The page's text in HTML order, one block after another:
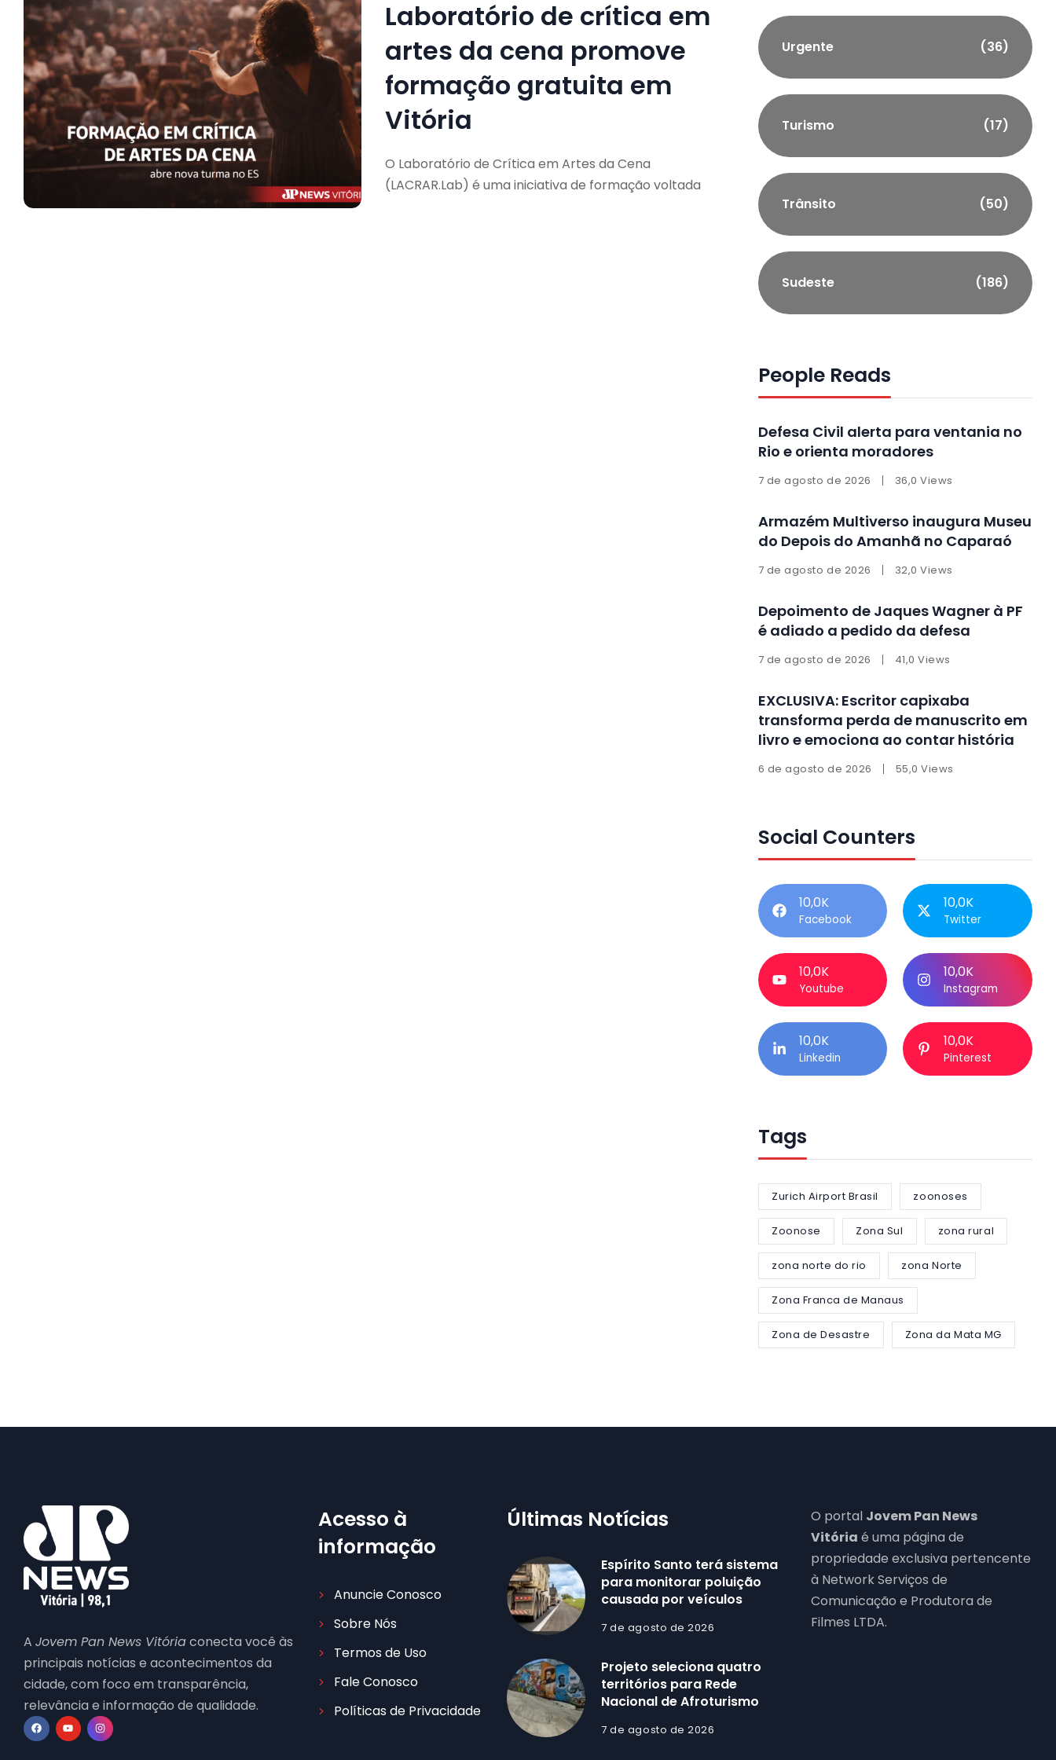
Laboratório de crítica em
artes da cena promove
formação gratuita em
Vitória
O Laboratório de Crítica em Artes da Cena
(LACRAR.Lab) é uma iniciativa de formação voltada
Urgente (36)
Turismo (17)
Trânsito (50)
Sudeste (186)
People Reads
Defesa Civil alerta para ventania no
Rio e orienta moradores
7 de agosto de 2026 36,0 Views
Armazém Multiverso inaugura Museu
do Depois do Amanhã no Caparaó
7 de agosto de 2026 32,0 Views
Depoimento de Jaques Wagner à PF
é adiado a pedido da defesa
7 de agosto de 2026 41,0 Views
EXCLUSIVA: Escritor capixaba
transforma perda de manuscrito em
livro e emociona ao contar história
6 de agosto de 2026 55,0 Views
Social Counters
10,0K
Facebook
10,0K
Twitter
10,0K
Youtube
10,0K
Instagram
10,0K
Linkedin
10,0K
Pinterest
Tags
Zurich Airport Brasil zoonoses
Zoonose Zona Sul zona rural
zona norte do rio zona Norte
Zona Franca de Manaus
Zona de Desastre Zona da Mata MG
A Jovem Pan News Vitóriaconecta você às
principais notícias e acontecimentos da
cidade, com foco em transparência,
relevância e informação de qualidade.
Acesso à
informação
Anuncie Conosco
Sobre Nós
Termos de Uso
Fale Conosco
Políticas de Privacidade
Últimas Notícias
Espírito Santo terá sistema
para monitorar poluição
causada por veículos
7 de agosto de 2026
Projeto seleciona quatro
territórios para Rede
Nacional de Afroturismo
7 de agosto de 2026
O portal Jovem Pan News
Vitória é uma página de
propriedade exclusiva pertencente
à Network Serviços de
Comunicação e Produtora de
Filmes LTDA.